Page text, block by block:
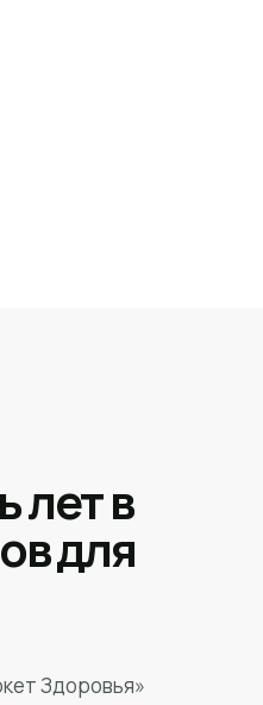
лет в
для
Здоровья»